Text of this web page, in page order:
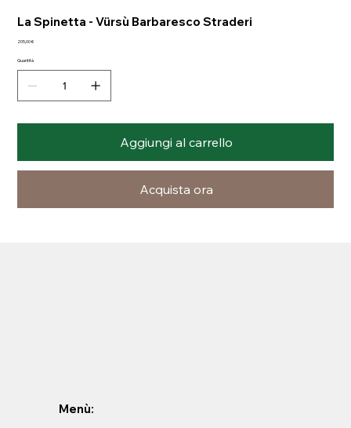
La Spinetta - Vürsù Barbaresco Straderi
Prezzo
205,00 €
Quantità
Aggiungi al carrello
Acquista ora
Menù: